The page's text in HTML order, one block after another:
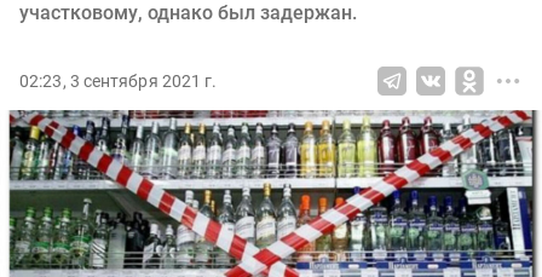
участковому, однако был задержан.
02:23, 3 сентября 2021 г.